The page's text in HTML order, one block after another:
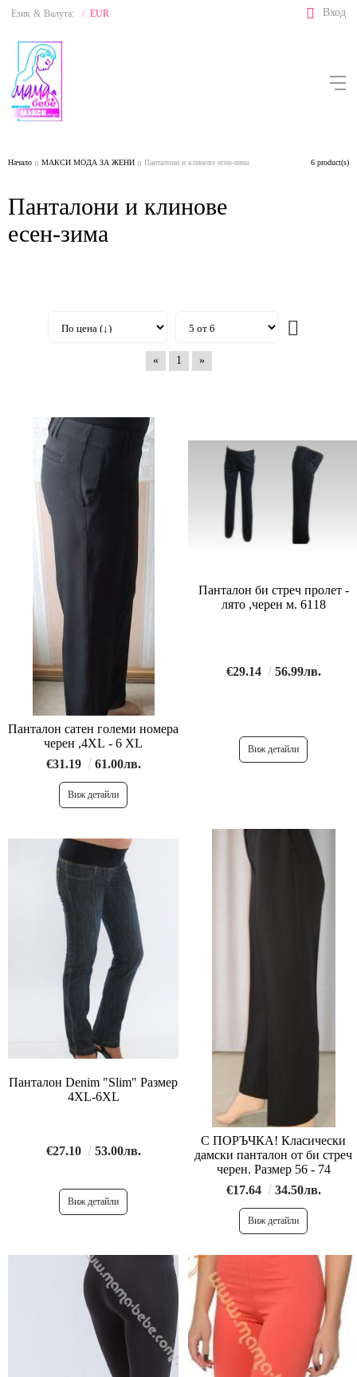
Език & Валута: / EUR Вход
Начало МАКСИ МОДА ЗА ЖЕНИ Панталони и клинове есен-зима 6 product(s)
Панталони и клинове
есен-зима
« 1 »
Панталон сатен големи номера
черен ,4XL - 6 XL
€31.19
61.00лв.
Виж детайли
Панталон би стреч пролет -
лято ,черен м. 6118
€29.14 56.99лв.
Виж детайли
Панталон Denim "Slim" Размер
4XL-6XL
€27.10 53.00лв.
Виж детайли
С ПОРЪЧКА! Класически
дамски панталон от би стреч
черен. Размер 56 - 74
€17.64
34.50лв.
Виж детайли